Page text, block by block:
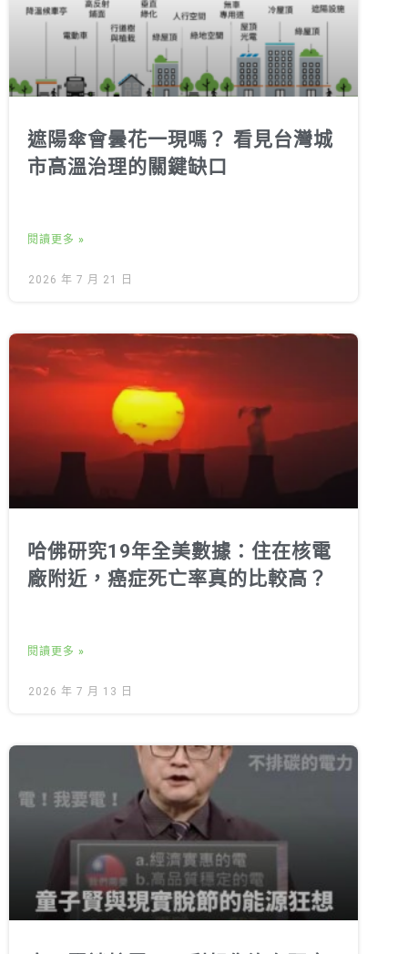
遮陽傘會曇花一現嗎？ 看見台灣城
市高溫治理的關鍵缺口
閱讀更多 »
2026 年 7 月 21 日
哈佛研究19年全美數據：住在核電
廠附近，癌症死亡率真的比較高？
閱讀更多 »
2026 年 7 月 13 日